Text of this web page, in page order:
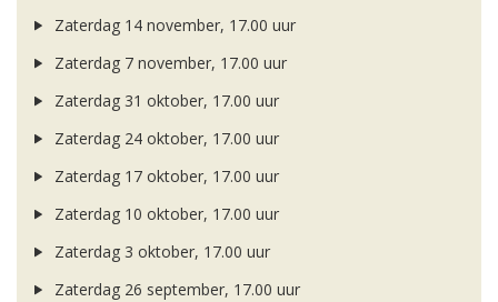
Zaterdag 14 november, 17.00 uur
Zaterdag 7 november, 17.00 uur
Zaterdag 31 oktober, 17.00 uur
Zaterdag 24 oktober, 17.00 uur
Zaterdag 17 oktober, 17.00 uur
Zaterdag 10 oktober, 17.00 uur
Zaterdag 3 oktober, 17.00 uur
Zaterdag 26 september, 17.00 uur